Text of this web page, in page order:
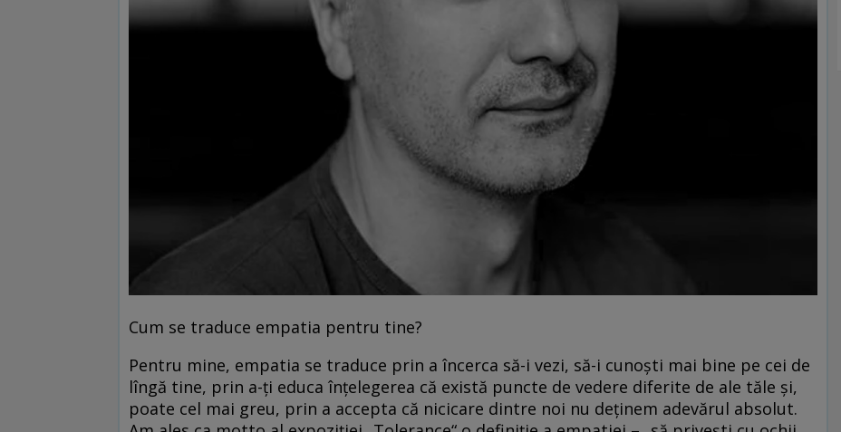
Cum se traduce empatia pentru tine?
Pentru mine, empatia se traduce prin a încerca să-i vezi, să-i cunoști mai bine pe cei de
lîngă tine, prin a-ți educa înțelegerea că există puncte de vedere diferite de ale tăle și,
poate cel mai greu, prin a accepta că nicicare dintre noi nu deținem adevărul absolut.